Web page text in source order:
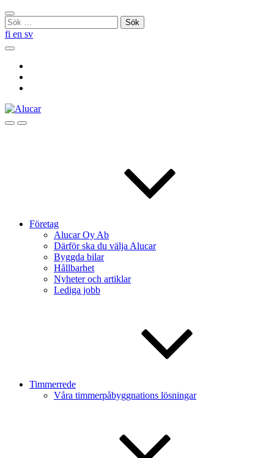
Skip
to
content
Stäng
sökningen
Sök
efter:
fi en sv
Sök
SökMenu
Företag
Alucar Oy Ab
Därför ska du välja Alucar
Byggda bilar
Hållbarhet
Nyheter och artiklar
Lediga jobb
Timmerrede
Våra timmerpåbyggnations lösningar